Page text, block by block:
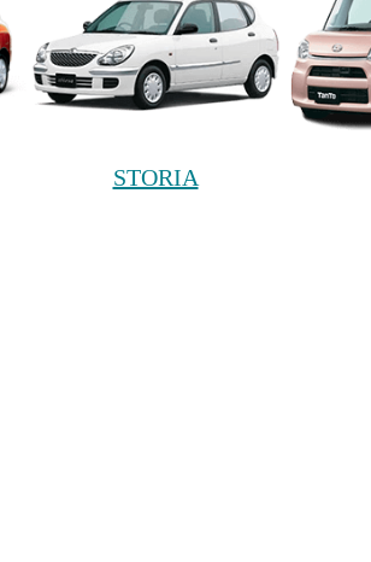
STORIA